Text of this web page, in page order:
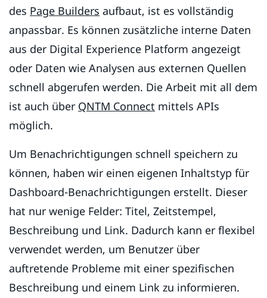
des Page Builders aufbaut, ist es vollständig
anpassbar. Es können zusätzliche interne Daten
aus der Digital Experience Platform angezeigt
oder Daten wie Analysen aus externen Quellen
schnell abgerufen werden. Die Arbeit mit all dem
ist auch über QNTM Connect mittels APIs
möglich.
Um Benachrichtigungen schnell speichern zu
können, haben wir einen eigenen Inhaltstyp für
Dashboard-Benachrichtigungen erstellt. Dieser
hat nur wenige Felder: Titel, Zeitstempel,
Beschreibung und Link. Dadurch kann er flexibel
verwendet werden, um Benutzer über
auftretende Probleme mit einer spezifischen
Beschreibung und einem Link zu informieren.